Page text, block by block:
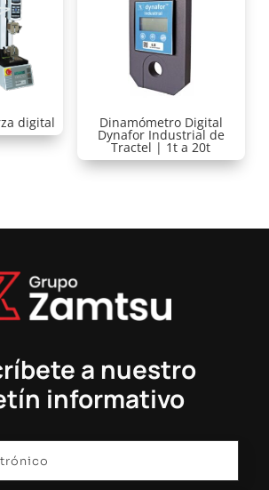
digital Dinamómetro Digital
Dynafor Industrial de
Tractel | 1t a 20t
a nuestro
informativo